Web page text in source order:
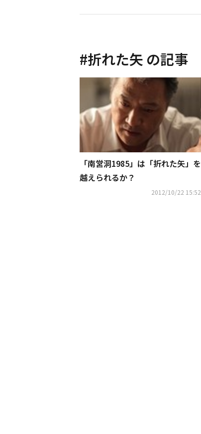
#折れた矢 の記事
「南営洞1985」は「折れた矢」を
越えられるか？
2012/10/22 15:52